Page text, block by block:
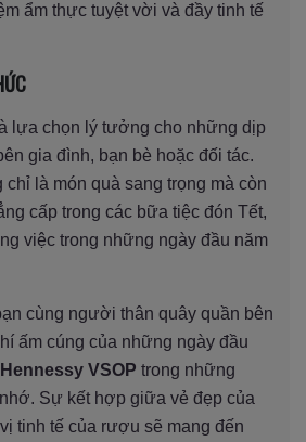
ẩm thực tuyệt vời và đầy tinh tế
lựa chọn lý tưởng cho những dịp
gia đình, bạn bè hoặc đối tác.
chỉ là món quà sang trọng mà còn
cấp trong các bữa tiệc đón Tết,
việc trong những ngày đầu năm
cùng người thân quây quần bên
ấm cúng của những ngày đầu
Hennessy VSOP trong những
Sự kết hợp giữa vẻ đẹp của
tinh tế của rượu sẽ mang đến